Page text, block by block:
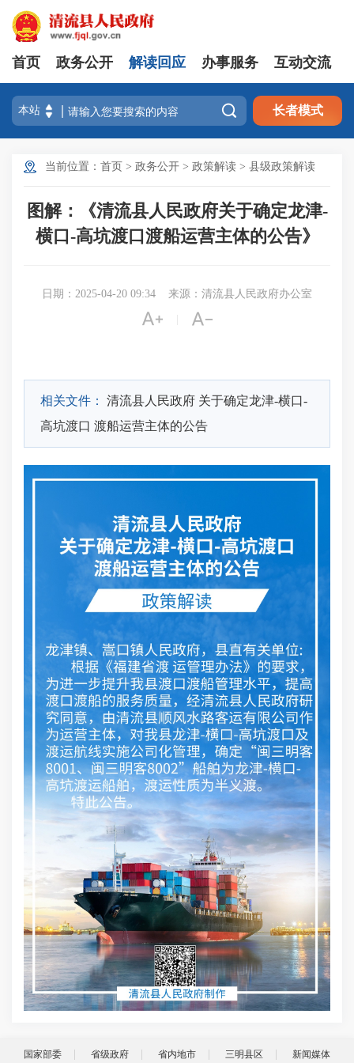
首页 政务公开 解读回应 办事服务 互动交流
 长者模式
当前位置： 首页 > 政务公开 > 政策解读 > 县级政策解读
图解：《清流县人民政府关于确定龙津-
横口-高坑渡口渡船运营主体的公告》
日期：2025-04-20 09:34 来源：清流县人民政府办公室
 
相关文件：
清流县人民政府 关于确定龙津-横口-
高坑渡口 渡船运营主体的公告
国家部委 省级政府 省内地市 三明县区 新闻媒体